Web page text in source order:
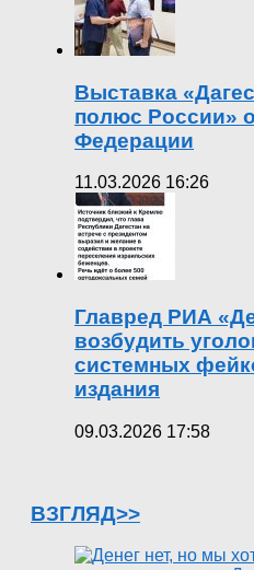
Выставка
полюс России»
Федерации
11.03.2026 16:26
Главред РИА
возбудить
системных
издания
09.03.2026 17:58
ВЗГЛЯД>>